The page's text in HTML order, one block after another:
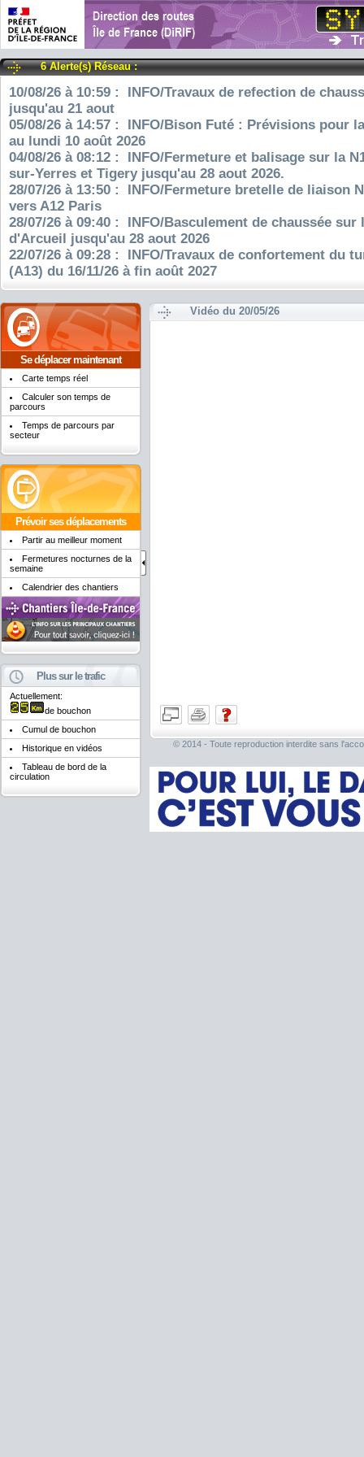
6 Alerte(s) Réseau :
10/08/26 à 10:59 : INFO/Travaux de refection de
jusqu'au 21 aout
05/08/26 à 14:57 : INFO/Bison Futé : Prévisions pour
au lundi 10 août 2026
04/08/26 à 08:12 : INFO/Fermeture et balisage sur la
sur-Yerres et Tigery jusqu'au 28 aout 2026.
28/07/26 à 13:50 : INFO/Fermeture bretelle de liaison
vers A12 Paris
28/07/26 à 09:40 : INFO/Basculement de chaussée sur
d'Arcueil jusqu'au 28 aout 2026
22/07/26 à 09:28 : INFO/Travaux de confortement du
(A13) du 16/11/26 à fin août 2027
Se déplacer maintenant
Carte temps réel
Calculer son temps de
parcours
Temps de parcours par
secteur
Prévoir ses déplacements
Partir au meilleur moment
Fermetures nocturnes de la
semaine
Calendrier des chantiers
Plus sur le trafic
Actuellement:
de bouchon
Cumul de bouchon
Historique en vidéos
Tableau de bord de la
circulation
Vidéo du 20/05/26
© 2014 - Toute reproduction interdite sans